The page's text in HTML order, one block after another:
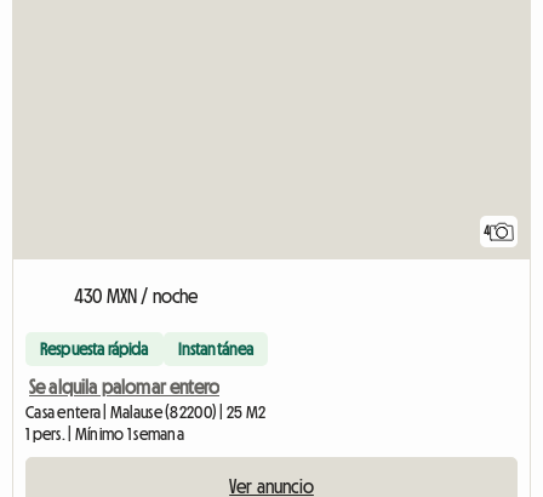
4
430 MXN / noche
Respuesta rápida Instantánea
Se alquila palomar entero
Casa entera | Malause (82200) | 25 M2
1 pers. | Mínimo 1 semana
Ver anuncio